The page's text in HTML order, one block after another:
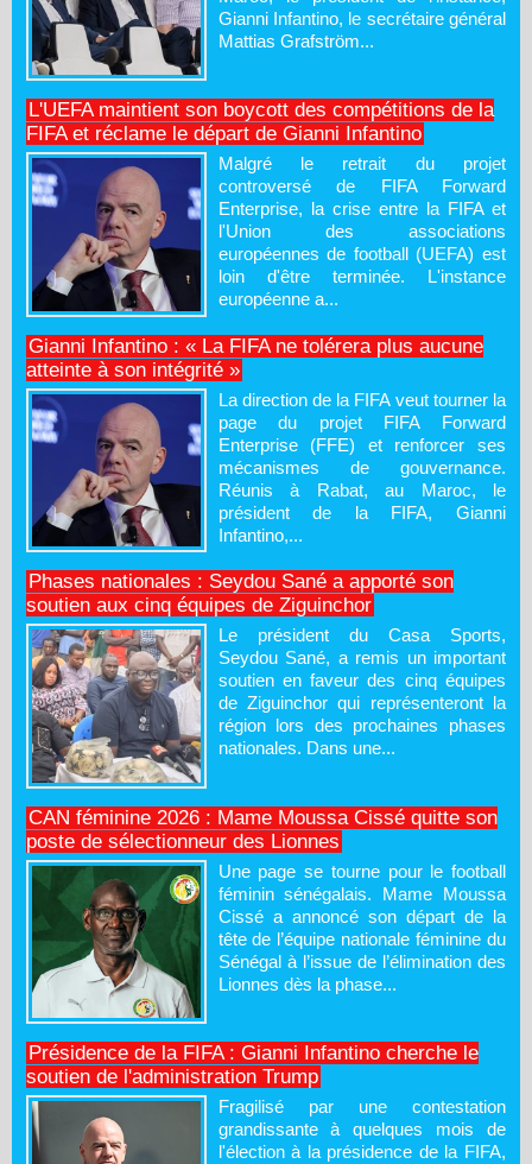
Gianni Infantino, le secrétaire général
Mattias Grafström...
L'UEFA maintient son boycott des compétitions de la
FIFA et réclame le départ de Gianni Infantino
Malgré le retrait du projet
controversé de FIFA Forward
Enterprise, la crise entre la FIFA et
l'Union des associations
européennes de football (UEFA) est
loin d'être terminée. L'instance
européenne a...
Gianni Infantino : « La FIFA ne tolérera plus aucune
atteinte à son intégrité »
La direction de la FIFA veut tourner la
page du projet FIFA Forward
Enterprise (FFE) et renforcer ses
mécanismes de gouvernance.
Réunis à Rabat, au Maroc, le
président de la FIFA, Gianni
Infantino,...
Phases nationales : Seydou Sané a apporté son
soutien aux cinq équipes de Ziguinchor
Le président du Casa Sports,
Seydou Sané, a remis un important
soutien en faveur des cinq équipes
de Ziguinchor qui représenteront la
région lors des prochaines phases
nationales. Dans une...
CAN féminine 2026 : Mame Moussa Cissé quitte son
poste de sélectionneur des Lionnes
Une page se tourne pour le football
féminin sénégalais. Mame Moussa
Cissé a annoncé son départ de la
tête de l’équipe nationale féminine du
Sénégal à l’issue de l’élimination des
Lionnes dès la phase...
Présidence de la FIFA : Gianni Infantino cherche le
soutien de l'administration Trump
Fragilisé par une contestation
grandissante à quelques mois de
l'élection à la présidence de la FIFA,